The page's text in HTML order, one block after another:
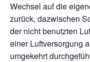
Wechsel auf die
zurück, dazwischen
der nicht benutzten
einer Luftversorgung
umgekehrt